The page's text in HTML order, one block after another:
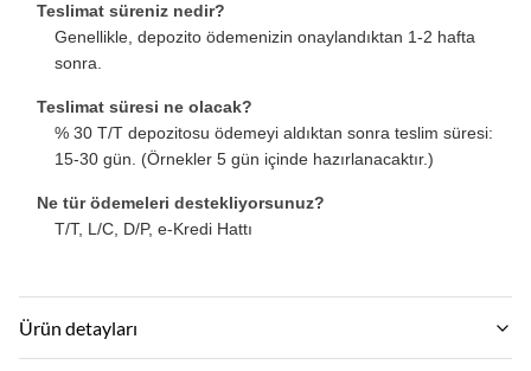
Teslimat süreniz nedir?
Genellikle, depozito ödemenizin onaylandıktan 1-2 hafta
sonra.
Teslimat süresi ne olacak?
% 30 T/T depozitosu ödemeyi aldıktan sonra teslim süresi:
15-30 gün. (Örnekler 5 gün içinde hazırlanacaktır.)
Ne tür ödemeleri destekliyorsunuz?
T/T, L/C, D/P, e-Kredi Hattı
Ürün detayları